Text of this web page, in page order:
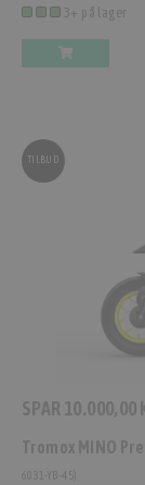
3+ på lager
TILBUD
SPAR 10.000,00
Tromox MINO
6031-YB-45